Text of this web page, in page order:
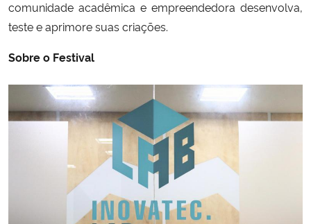
comunidade acadêmica e empreendedora desenvolva,
teste e aprimore suas criações.
Sobre o Festival